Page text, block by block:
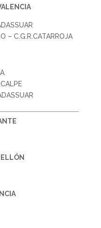
– C.G.R.CATARROJA